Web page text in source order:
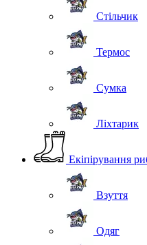
Стільчик
Термос
Сумка
Ліхтарик
Екіпірування
Взуття
Одяг